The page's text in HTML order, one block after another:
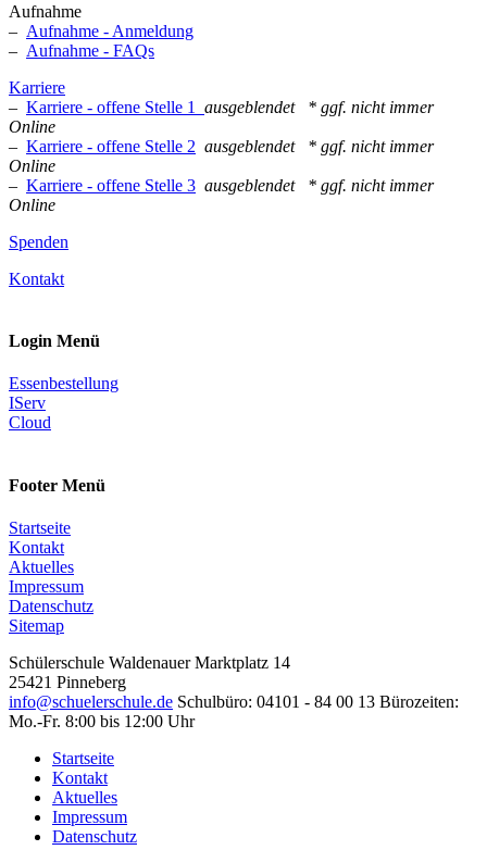
Aufnahme
– Aufnahme - Anmeldung
– Aufnahme - FAQs
Karriere
– Karriere - offene Stelle 1 ausgeblendet
* ggf. nicht immer
Online
– Karriere - offene Stelle 2 ausgeblendet
* ggf. nicht immer
Online
– Karriere - offene Stelle 3 ausgeblendet * ggf. nicht immer
Online
Spenden
Kontakt
Login Menü
Essenbestellung
IServ
Cloud
Footer Menü
Startseite
Kontakt
Aktuelles
Impressum
Datenschutz
Sitemap
Schülerschule Waldenauer Marktplatz 14
25421 Pinneberg
info@schuelerschule.de Schulbüro: 04101 - 84 00 13 Bürozeiten:
Mo.-Fr. 8:00 bis 12:00 Uhr
Startseite
Kontakt
Aktuelles
Impressum
Datenschutz